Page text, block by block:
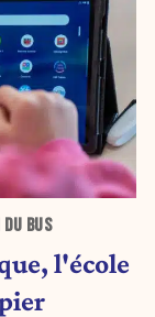
BUS
l'école